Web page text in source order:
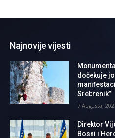
Najnovije vijesti
dočekuje
Srebrenik”
7 Augusta,
Direktor
Bosni i